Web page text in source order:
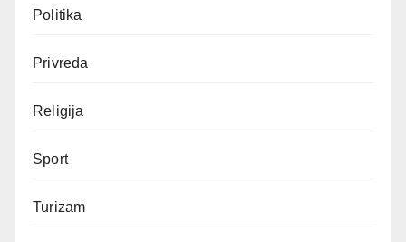
Politika
Privreda
Religija
Sport
Turizam